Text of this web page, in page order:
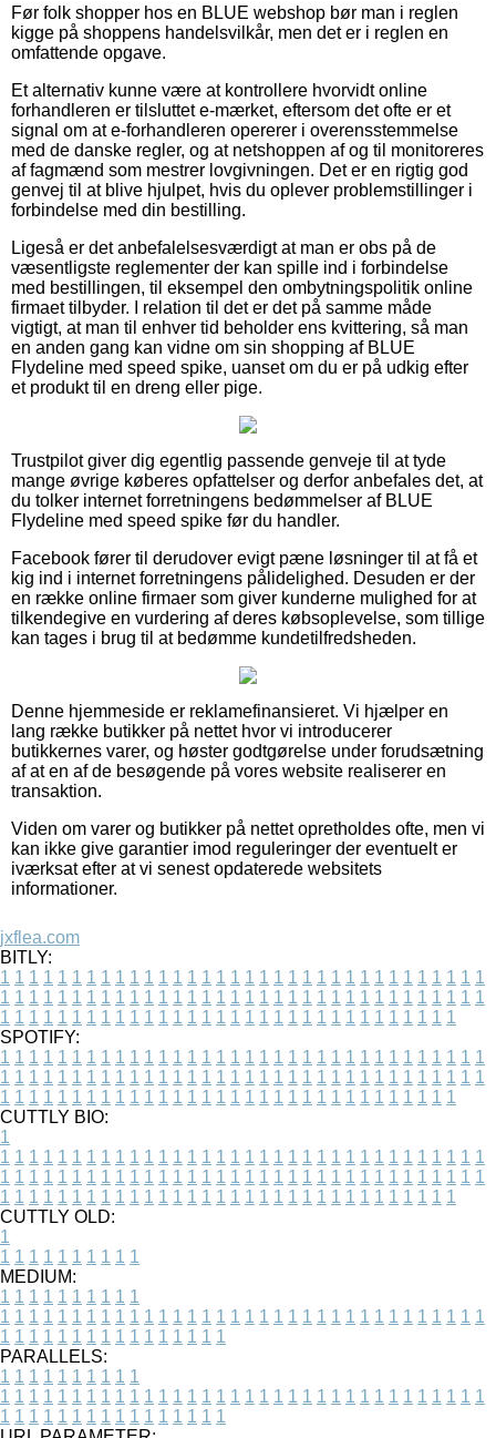
Før folk shopper hos en BLUE webshop bør man i reglen
kigge på shoppens handelsvilkår, men det er i reglen en
omfattende opgave.
Et alternativ kunne være at kontrollere hvorvidt online
forhandleren er tilsluttet e-mærket, eftersom det ofte er et
signal om at e-forhandleren opererer i overensstemmelse
med de danske regler, og at netshoppen af og til monitoreres
af fagmænd som mestrer lovgivningen. Det er en rigtig god
genvej til at blive hjulpet, hvis du oplever problemstillinger i
forbindelse med din bestilling.
Ligeså er det anbefalelsesværdigt at man er obs på de
væsentligste reglementer der kan spille ind i forbindelse
med bestillingen, til eksempel den ombytningspolitik online
firmaet tilbyder. I relation til det er det på samme måde
vigtigt, at man til enhver tid beholder ens kvittering, så man
en anden gang kan vidne om sin shopping af BLUE
Flydeline med speed spike, uanset om du er på udkig efter
et produkt til en dreng eller pige.
Trustpilot giver dig egentlig passende genveje til at tyde
mange øvrige køberes opfattelser og derfor anbefales det, at
du tolker internet forretningens bedømmelser af BLUE
Flydeline med speed spike før du handler.
Facebook fører til derudover evigt pæne løsninger til at få et
kig ind i internet forretningens pålidelighed. Desuden er der
en række online firmaer som giver kunderne mulighed for at
tilkendegive en vurdering af deres købsoplevelse, som tillige
kan tages i brug til at bedømme kundetilfredsheden.
Denne hjemmeside er reklamefinansieret. Vi hjælper en
lang række butikker på nettet hvor vi introducerer
butikkernes varer, og høster godtgørelse under forudsætning
af at en af de besøgende på vores website realiserer en
transaktion.
Viden om varer og butikker på nettet opretholdes ofte, men vi
kan ikke give garantier imod reguleringer der eventuelt er
iværksat efter at vi senest opdaterede websitets
informationer.
jxflea.com
BITLY:
1 1 1 1 1 1 1 1 1 1 1 1 1 1 1 1 1 1 1 1 1 1 1 1 1 1 1 1 1 1 1 1 1 1
1 1 1 1 1 1 1 1 1 1 1 1 1 1 1 1 1 1 1 1 1 1 1 1 1 1 1 1 1 1 1 1 1 1
1 1 1 1 1 1 1 1 1 1 1 1 1 1 1 1 1 1 1 1 1 1 1 1 1 1 1 1 1 1 1 1
SPOTIFY:
1 1 1 1 1 1 1 1 1 1 1 1 1 1 1 1 1 1 1 1 1 1 1 1 1 1 1 1 1 1 1 1 1 1
1 1 1 1 1 1 1 1 1 1 1 1 1 1 1 1 1 1 1 1 1 1 1 1 1 1 1 1 1 1 1 1 1 1
1 1 1 1 1 1 1 1 1 1 1 1 1 1 1 1 1 1 1 1 1 1 1 1 1 1 1 1 1 1 1 1
CUTTLY BIO:
1
1 1 1 1 1 1 1 1 1 1 1 1 1 1 1 1 1 1 1 1 1 1 1 1 1 1 1 1 1 1 1 1 1 1
1 1 1 1 1 1 1 1 1 1 1 1 1 1 1 1 1 1 1 1 1 1 1 1 1 1 1 1 1 1 1 1 1 1
1 1 1 1 1 1 1 1 1 1 1 1 1 1 1 1 1 1 1 1 1 1 1 1 1 1 1 1 1 1 1 1
CUTTLY OLD:
1
1 1 1 1 1 1 1 1 1 1
MEDIUM:
1 1 1 1 1 1 1 1 1 1
1 1 1 1 1 1 1 1 1 1 1 1 1 1 1 1 1 1 1 1 1 1 1 1 1 1 1 1 1 1 1 1 1 1
1 1 1 1 1 1 1 1 1 1 1 1 1 1 1 1
PARALLELS:
1 1 1 1 1 1 1 1 1 1
1 1 1 1 1 1 1 1 1 1 1 1 1 1 1 1 1 1 1 1 1 1 1 1 1 1 1 1 1 1 1 1 1 1
1 1 1 1 1 1 1 1 1 1 1 1 1 1 1 1